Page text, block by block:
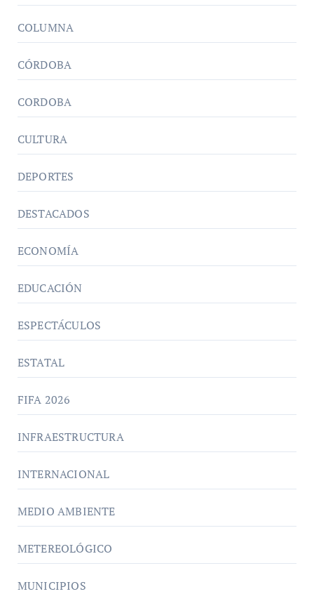
COLUMNA
CÓRDOBA
CORDOBA
CULTURA
DEPORTES
DESTACADOS
ECONOMÍA
EDUCACIÓN
ESPECTÁCULOS
ESTATAL
FIFA 2026
INFRAESTRUCTURA
INTERNACIONAL
MEDIO AMBIENTE
METEREOLÓGICO
MUNICIPIOS